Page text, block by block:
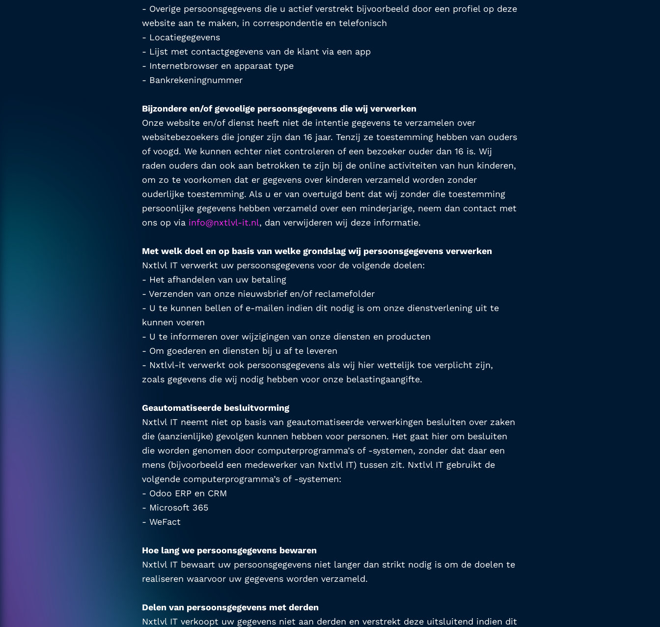
- Overige persoonsgegevens die u actief verstrekt bijvoorbeeld door een profiel op deze
website aan te maken, in correspondentie en telefonisch
- Locatiegegevens
- Lijst met contactgegevens van de klant via een app
- Internetbrowser en apparaat type
- Bankrekeningnummer
Bijzondere en/of gevoelige persoonsgegevens die wij verwerken
Onze website en/of dienst heeft niet de intentie gegevens te verzamelen over
websitebezoekers die jonger zijn dan 16 jaar. Tenzij ze toestemming hebben van ouders
of voogd. We kunnen echter niet controleren of een bezoeker ouder dan 16 is. Wij
raden ouders dan ook aan betrokken te zijn bij de online activiteiten van hun kinderen,
om zo te voorkomen dat er gegevens over kinderen verzameld worden zonder
ouderlijke toestemming. Als u er van overtuigd bent dat wij zonder die toestemming
persoonlijke gegevens hebben verzameld over een minderjarige, neem dan contact met
ons op via info@nxtlvl-it.nl, dan verwijderen wij deze informatie.
Met welk doel en op basis van welke grondslag wij persoonsgegevens verwerken
Nxtlvl IT verwerkt uw persoonsgegevens voor de volgende doelen:
- Het afhandelen van uw betaling
- Verzenden van onze nieuwsbrief en/of reclamefolder
- U te kunnen bellen of e-mailen indien dit nodig is om onze dienstverlening uit te
kunnen voeren
- U te informeren over wijzigingen van onze diensten en producten
- Om goederen en diensten bij u af te leveren
- Nxtlvl-it verwerkt ook persoonsgegevens als wij hier wettelijk toe verplicht zijn,
zoals gegevens die wij nodig hebben voor onze belastingaangifte.
Geautomatiseerde besluitvorming
Nxtlvl IT neemt niet op basis van geautomatiseerde verwerkingen besluiten over zaken
die (aanzienlijke) gevolgen kunnen hebben voor personen. Het gaat hier om besluiten
die worden genomen door computerprogramma’s of -systemen, zonder dat daar een
mens (bijvoorbeeld een medewerker van Nxtlvl IT) tussen zit. Nxtlvl IT gebruikt de
volgende computerprogramma’s of -systemen:
- Odoo ERP en CRM
- Microsoft 365
- WeFact
Hoe lang we persoonsgegevens bewaren
Nxtlvl IT bewaart uw persoonsgegevens niet langer dan strikt nodig is om de doelen te
realiseren waarvoor uw gegevens worden verzameld.
Delen van persoonsgegevens met derden
Nxtlvl IT verkoopt uw gegevens niet aan derden en verstrekt deze uitsluitend indien dit